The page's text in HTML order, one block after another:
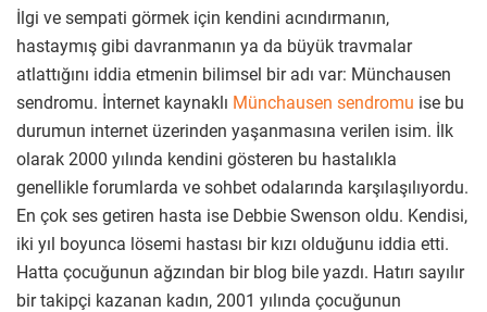
İlgi ve sempati görmek için kendini acındırmanın,
hastaymış gibi davranmanın ya da büyük travmalar
atlattığını iddia etmenin bilimsel bir adı var: Münchausen
sendromu. İnternet kaynaklı Münchausen sendromu ise bu
durumun internet üzerinden yaşanmasına verilen isim. İlk
olarak 2000 yılında kendini gösteren bu hastalıkla
genellikle forumlarda ve sohbet odalarında karşılaşılıyordu.
En çok ses getiren hasta ise Debbie Swenson oldu. Kendisi,
iki yıl boyunca lösemi hastası bir kızı olduğunu iddia etti.
Hatta çocuğunun ağzından bir blog bile yazdı. Hatırı sayılır
bir takipçi kazanan kadın, 2001 yılında çocuğunun